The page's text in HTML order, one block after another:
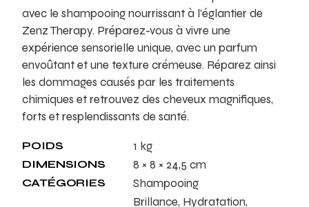
avec le shampooing nourrissant à l’églantier de
Zenz Therapy. Préparez-vous à vivre une
expérience sensorielle unique, avec un parfum
envoûtant et une texture crémeuse. Réparez ainsi
les dommages causés par les traitements
chimiques et retrouvez des cheveux magnifiques,
forts et resplendissants de santé.
POIDS 1 kg
DIMENSIONS 8 × 8 × 24,5 cm
CATÉGORIES Shampooing
Brillance, Hydratation,